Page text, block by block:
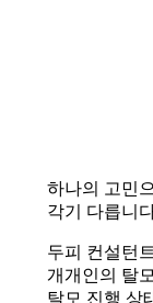
하나의 고민
각기 다릅니
두피 컨설턴
개개인의 탈
탈모 진행 상